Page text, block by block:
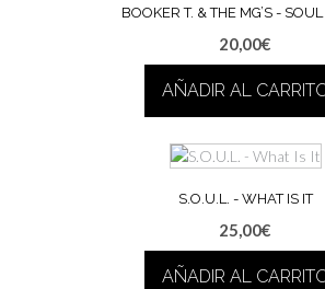
BOOKER T. & THE MG’S ‎-
20,00€
AÑADIR AL
S.O.U.L. ‎- WHAT IS IT
25,00€
AÑADIR AL